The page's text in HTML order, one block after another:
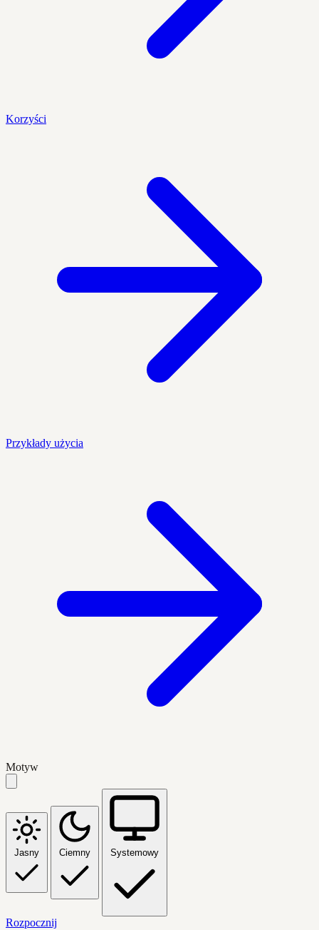
Korzyści
Przykłady użycia
Motyw
Jasny Ciemny Systemowy
Rozpocznij